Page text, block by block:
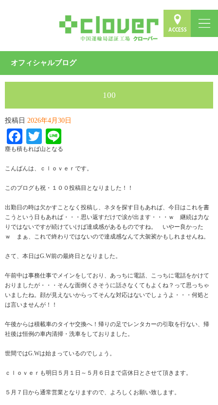
オフィシャルブログ
100
投稿日 2026年4月30日
Facebook
Twitter
塵も積もれば山となる
こんばんは、ｃｌｏｖｅｒです。
このブログも祝・１００投稿目となりました！！
出勤日の時は欠かすことなく投稿し、ネタを探す日もあれば、今日はこれを書
こうという日もあれば・・・思い返すだけで涙が出ます・・・ｗ 継続は力な
りではないですが続けていけば達成感があるものですね。 いやー良かった
ｗ まぁ、これで終わりではないので達成感なんて大袈裟かもしれませんね。
さて、本日はG.W前の最終日となりました。
午前中は事務仕事でメインをしており、あっちに電話、こっちに電話をかけて
おりましたが・・・そんな面倒くさそうに話さなくてもよくね？って思っちゃ
いましたね。顔が見えないからってそんな対応はないでしょうよ・・・何処と
は言いませんが！！
午後からは積載車のタイヤ交換へ！帰りの足でレンタカーの引取を行ない、帰
社後は恒例の車内清掃・洗車をしておりました。
世間ではG.Wは始まっているのでしょう。
ｃｌｏｖｅｒも明日５月１日～５月６日まで店休日とさせて頂きます。
５月７日から通常営業となりますので、よろしくお願い致します。